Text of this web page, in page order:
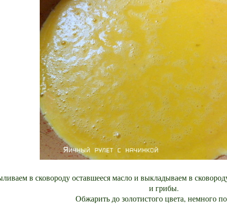
в сковороду оставшееся масло и выкладываем в
и грибы.
Обжарить до золотистого цвета, немного